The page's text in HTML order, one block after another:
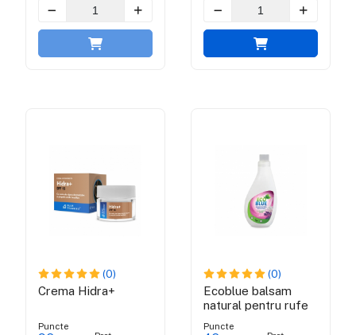
(0)
Crema Hidra+
Puncte
(0)
Ecoblue balsam
natural pentru rufe
Puncte